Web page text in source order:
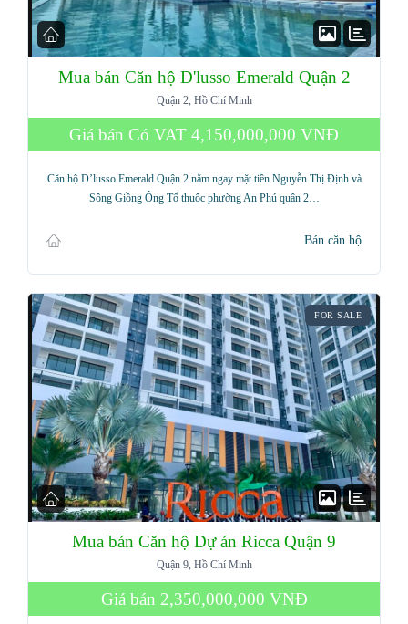
Mua bán Căn hộ D'lusso Emerald Quận 2
Quận 2, Hồ Chí Minh
Giá bán Có VAT 4,150,000,000 VNĐ
Căn hộ D’lusso Emerald Quận 2 nằm ngay mặt tiền Nguyễn Thị Định và
Sông Giồng Ông Tố thuộc phường An Phú quận 2…
Bán căn hộ
FOR SALE
Mua bán Căn hộ Dự án Ricca Quận 9
Quận 9, Hồ Chí Minh
Giá bán 2,350,000,000 VNĐ